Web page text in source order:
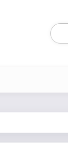
Products
search